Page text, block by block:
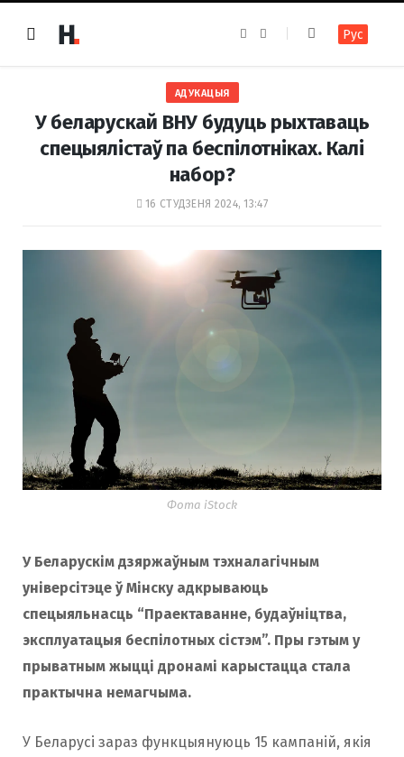
e
k
t
m
Рус
АДУКАЦЫЯ
У беларускай ВНУ будуць рыхтаваць
спецыялістаў па беспілотніках. Калі
набор?
16 СТУДЗЕНЯ 2024, 13:47
Фота iStock
У Беларускім дзяржаўным тэхналагічным
універсітэце ў Мінску адкрываюць
спецыяльнасць “Праектаванне, будаўніцтва,
эксплуатацыя беспілотных сістэм”. Пры гэтым у
прыватным жыцці дронамі карыстацца стала
практычна немагчыма.
У Беларусі зараз функцыянуюць 15 кампаній, якія